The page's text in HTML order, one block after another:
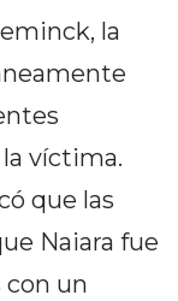
la
víctima.
que las
Naiara fue
con un